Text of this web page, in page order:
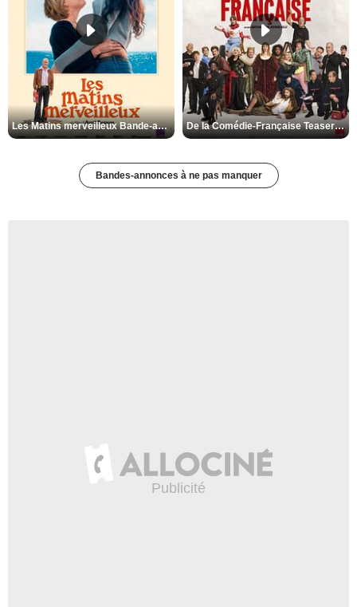
Les Matins merveilleux Bande-annonce VF De la Comédie-Française Teaser VF
Bandes-annonces à ne pas manquer